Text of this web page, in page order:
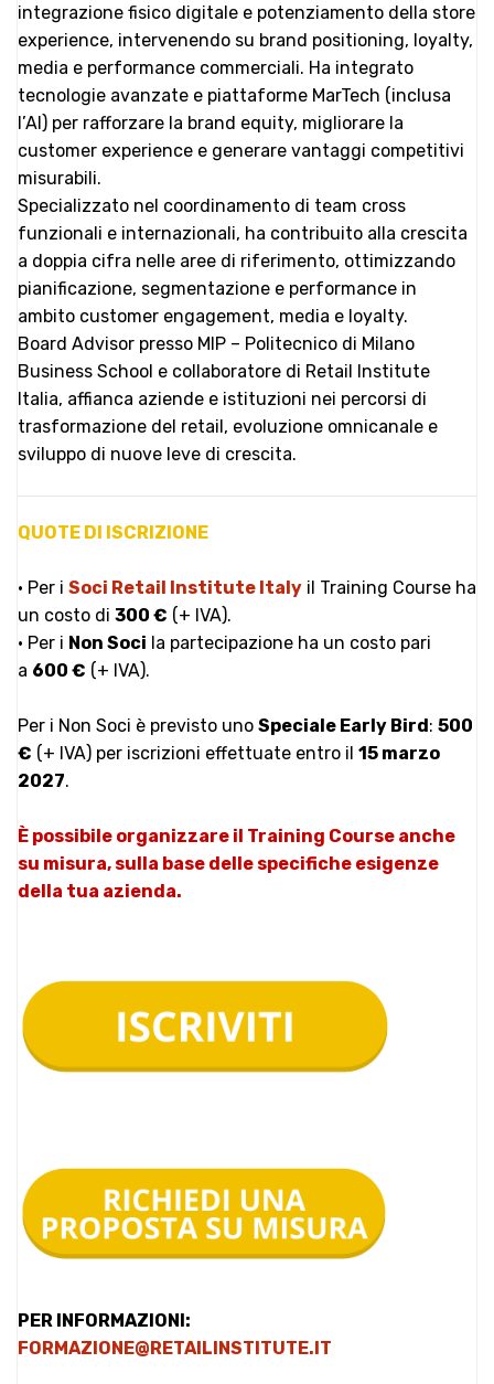
integrazione fisico digitale e potenziamento della store
experience, intervenendo su brand positioning, loyalty,
media e performance commerciali. Ha integrato
tecnologie avanzate e piattaforme MarTech (inclusa
l’AI) per rafforzare la brand equity, migliorare la
customer experience e generare vantaggi competitivi
misurabili.
Specializzato nel coordinamento di team cross
funzionali e internazionali, ha contribuito alla crescita
a doppia cifra nelle aree di riferimento, ottimizzando
pianificazione, segmentazione e performance in
ambito customer engagement, media e loyalty.
Board Advisor presso MIP – Politecnico di Milano
Business School e collaboratore di Retail Institute
Italia, affianca aziende e istituzioni nei percorsi di
trasformazione del retail, evoluzione omnicanale e
sviluppo di nuove leve di crescita.
QUOTE DI ISCRIZIONE
• Per i Soci Retail Institute Italy il Training Course ha
un costo di 300 € (+ IVA).
• Per i Non Soci la partecipazione ha un costo pari
a 600 € (+ IVA).
Per i Non Soci è previsto uno Speciale Early Bird: 500
€ (+ IVA) per iscrizioni effettuate entro il 15 marzo
2027.
È possibile organizzare il Training Course anche
su misura, sulla base delle specifiche esigenze
della tua azienda.
PER INFORMAZIONI:
FORMAZIONE@RETAILINSTITUTE.IT